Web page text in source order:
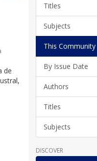
de
Titles
Subjects
This Community
By Issue Date
Authors
Titles
Subjects
DISCOVER